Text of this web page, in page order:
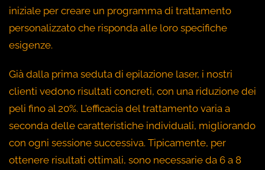
iniziale per creare un programma di trattamento
personalizzato che risponda alle loro specifiche
esigenze.
Già dalla prima seduta di epilazione laser, i nostri
clienti vedono risultati concreti, con una riduzione dei
peli fino al 20%. L'efficacia del trattamento varia a
seconda delle caratteristiche individuali, migliorando
con ogni sessione successiva. Tipicamente, per
ottenere risultati ottimali, sono necessarie da 6 a 8